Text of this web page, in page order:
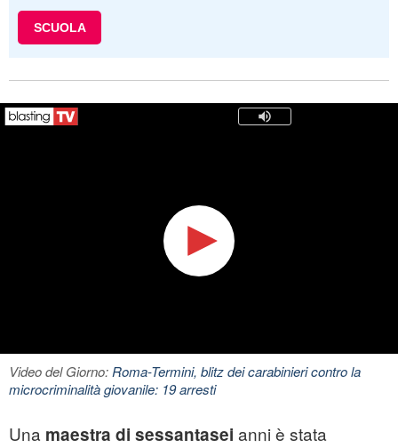
SCUOLA
Video del Giorno:Roma-Termini, blitz dei carabinieri contro la
microcriminalità giovanile: 19 arresti
Una maestra di sessantasei anni è stata